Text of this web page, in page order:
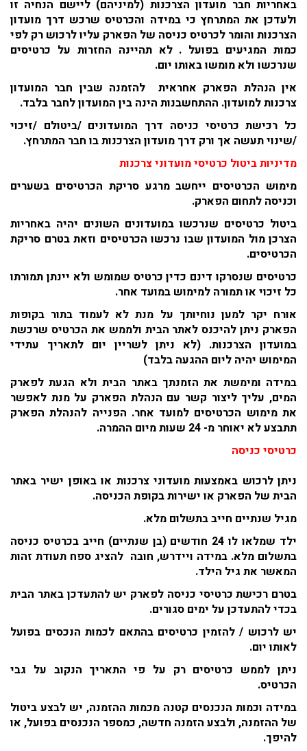
באחריות חבר מועדון הצרכנות (למיניהם) ליישם הנחיה זו
ולעדכן את המתרחץ כי במידה והכרטיס שרכש דרך מועדון
הצרכנות והומר לכרטיס כניסה של הפארק עליו לרכוש רק לפי
כמות המגיעים בפועל . לא תהיינה החזרות על כרטיסים
שנרכשו ולא מומשו באותו יום.
אין הנהלת הפארק אחראית להזמנה שבין חבר המועדון
צרכנות למועדון. ההתחשבנות הינה בין המועדון לחבר בלבד.
כל רכישת כרטיסי כניסה דרך המועדונים /ביטולם /זיכוי
/שינוי תעשה אך ורק דרך מועדון הצרכנות בו חבר המתרחץ.
מדיניות ביטול כרטיסי מועדוני צרכנות
מימוש הכרטיסים ייחשב מרגע סריקת הכרטיסים בשערים
וכניסה לתחום הפארק.
ביטול כרטיסים שנרכשו במועדונים השונים יהיה באחריות
הצרכן מול המועדון שבו נרכשו הכרטיסים וזאת בטרם סריקת
הכרטיסים.
כרטיסים שנסרקו דינם כדין כרטיס שמומש ולא יינתן תמורתו
כל זיכוי או תמורה למימוש במועד אחר.
אורח יקר למען נוחיותך על מנת לא לעמוד בתור בקופות
הפארק ניתן להיכנס לאתר הבית ולממש את הכרטיס שרכשת
במועדון הצרכנות. (לא ניתן לשריין יום לתאריך עתידי
המימוש יהיה ליום ההגעה בלבד)
במידה ומימשת את הזמנתך באתר הבית ולא הגעת לפארק
המים, עליך ליצור קשר עם הנהלת הפארק על מנת לאפשר
את מימוש הכרטיסים למועד אחר. הפנייה להנהלת הפארק
תתבצע לא יאוחר מ- 24 שעות מיום ההמרה.
כרטיסי כניסה
ניתן לרכוש באמצעות מועדוני צרכנות או באופן ישיר באתר
הבית של הפארק או ישירות בקופת הכניסה.
מגיל שנתיים חייב בתשלום מלא.
ילד שמלאו לו 24 חודשים (בן שנתיים) חייב בכרטיס כניסה
בתשלום מלא. במידה ויידרש, חובה להציג ספח תעודת זהות
המאשר את גיל הילד.
בטרם רכישת כרטיסי כניסה לפארק יש להתעדכן באתר הבית
בכדי להתעדכן על ימים סגורים.
יש לרכוש / להזמין כרטיסים בהתאם לכמות הנכסים בפועל
לאותו יום.
ניתן לממש כרטיסים רק על פי התאריך הנקוב על גבי
הכרטיס.
במידה וכמות הנכנסים קטנה מכמות ההזמנה, יש לבצע ביטול
של ההזמנה, ולבצע הזמנה חדשה, כמספר הנכנסים בפועל, או
להיפך.